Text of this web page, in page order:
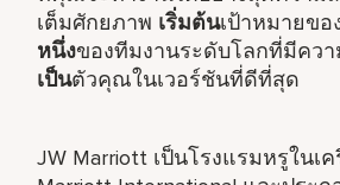
เต็มศักยภาพ เริ่มต้นเป้าหมายข
หนึ่งของทีมงานระดับโลกที่มีควา
เป็นตัวคุณในเวอร์ชันที่ดีที่สุด
JW Marriott เป็นโรงแรมหรูในเ